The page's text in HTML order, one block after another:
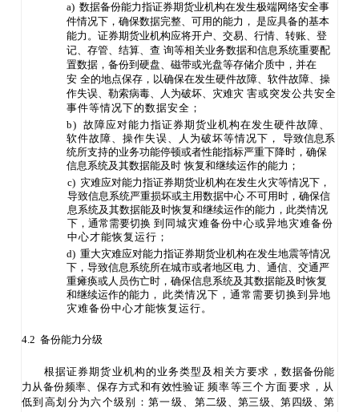
a) 数据备份能力指证券期货业机构在发生极端网络安全事
件情况下，确保数据完整、可用的能力， 是应具备的基本
能力。证券期货业机构应将开户、交易、行情、转账、登
记、存管、结算、查 询等相关业务数据和信息系统重要配
置数据，备份到硬盘、磁带或光盘等存储介质中，并在
安 全的地点保存，以确保在发生硬件故障、软件故障、操
作失误、勒索病毒、人为破坏、灾难灾 害或突发公共安全
事件等情况下的数据安全；
b) 故障应对能力指证券期货业机构在发生硬件故障、
软件故障、操作失误、人为破坏等情况下，
导致信息系
统所支持的业务功能停顿或者性能指标严重下降时，确保
信息系统及其数据能及时 恢复和继续运作的能力；
c) 灾难应对能力指证券期货业机构在发生火灾等情况下，
导致信息系统严重损坏或主用数据中心 不可用时，确保信
息系统及其数据能及时恢复和继续运作的能力，此类情况
下，通常需要切换 到同城灾难备份中心或异地灾难备份
中心才能恢复运行；
d) 重大灾难应对能力指证券期货业机构在发生地震等情况
下，导致信息系统所在城市或者地区电 力、通信、交通严
重瘫痪或人员伤亡时，确保信息系统及其数据能及时恢复
和继续运作的能力， 此类情况下，通常需要切换到异地
灾难备份中心才能恢复运行。
4.2 备份能力分级
根据证券期货业机构的业务类型及相关方要求，数据备份能
力从备份频率、保存方式和有效性验证 频率等三个方面要求，从
低到高划分为六个级别：第一级、第二级、第三级、第四级、第